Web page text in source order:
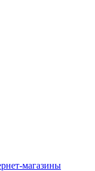
магазины